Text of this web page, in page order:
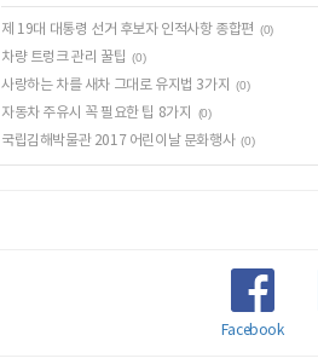
제 19대 대통령 선거 후보자 인적사항 종합편 (0)
차량 트렁크 관리 꿀팁 (0)
사랑하는 차를 새차 그대로 유지법 3가지
(0)
자동차 주유시 꼭 필요한 팁 8가지
(0)
국립김해박물관 2017 어린이날 문화행사 (0)
Facebook